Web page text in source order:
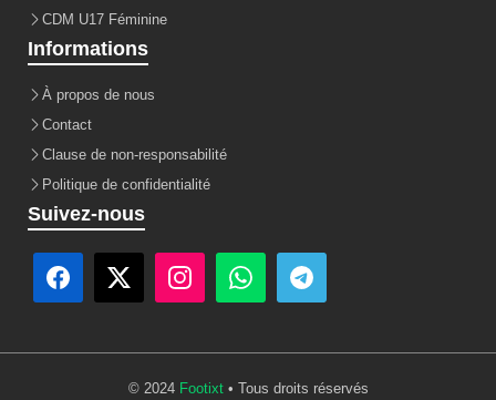
CDM U17 Féminine
Informations
À propos de nous
Contact
Clause de non-responsabilité
Politique de confidentialité
Suivez-nous
© 2024 Footixt• Tous droits réservés